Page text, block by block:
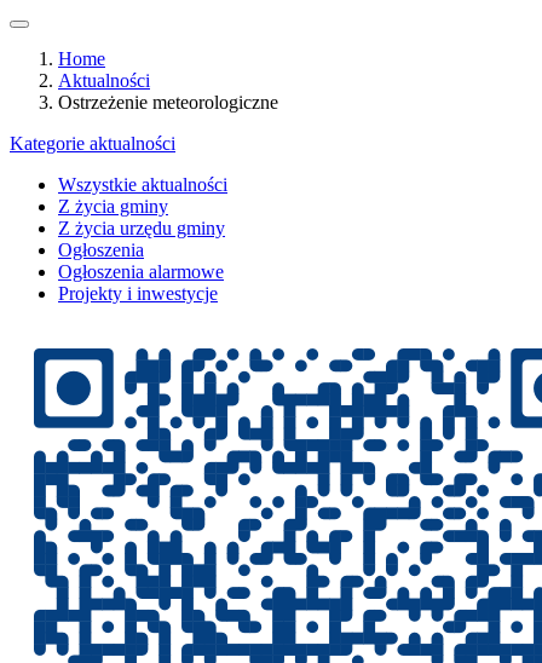
Home
Aktualności
Ostrzeżenie meteorologiczne
Kategorie aktualności
Wszystkie aktualności
Z życia gminy
Z życia urzędu gminy
Ogłoszenia
Ogłoszenia alarmowe
Projekty i inwestycje